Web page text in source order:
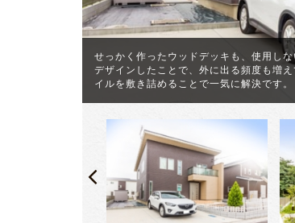
せっかく作ったウッドデッキも、使用し
デザインしたことで、外に出る頻度も増
イルを敷き詰めることで一気に解決です。